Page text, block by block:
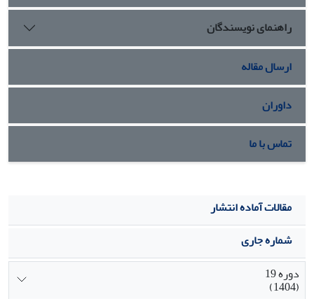
ارزشی صورت‌بندی شدند.
راهنمای نویسندگان
ارسال مقاله
داوران
تماس با ما
مقالات آماده انتشار
شماره جاری
دوره 19
(1404)